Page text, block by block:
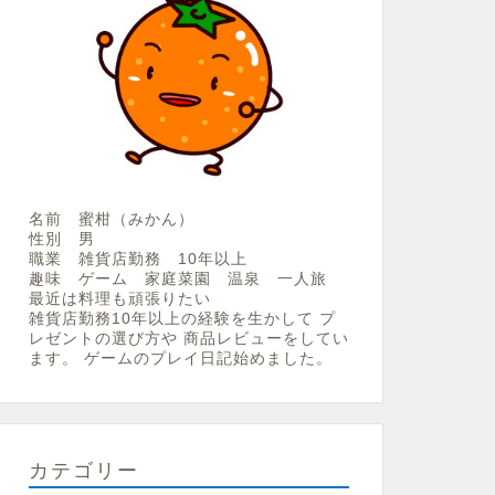
名前 蜜柑（みかん）
性別 男
職業 雑貨店勤務 10年以上
趣味 ゲーム 家庭菜園 温泉 一人旅
最近は料理も頑張りたい
雑貨店勤務10年以上の経験を生かして プ
レゼントの選び方や 商品レビューをしてい
ます。 ゲームのプレイ日記始めました。
カテゴリー